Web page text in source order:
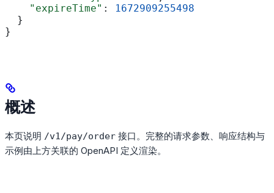
    "expireTime"
:
1672909255498
  }
}
概述
本页说明 /v1/pay/order 接口。完整的请求参数、响应结构与
示例由上方关联的 OpenAPI 定义渲染。